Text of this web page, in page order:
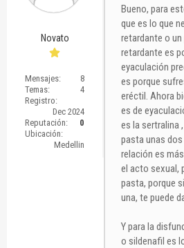
Novato
Mensajes:
8
Temas:
4
Registro:
Dec 2024
Reputación:
0
Ubicación:
Medellin
Bueno, para
que es lo que
retardante o
retardante es
eyaculación
es porque
eréctil. Ahora
es de
es la sertralina
pasta unas
relación es
el acto sexual,
pasta, porque
una, te puede
Y para la
o sildenafil es